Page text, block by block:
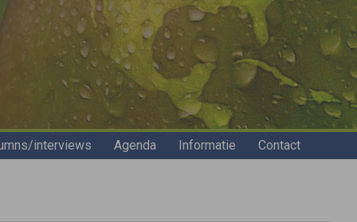
interviews Agenda Informatie Contact